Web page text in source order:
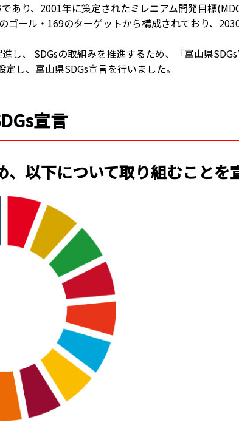
り、2001年に策定されたミレニアム開発目標
ール・169のターゲットから構成されており、
、 SDGsの取組みを推進するため、「富山県
し、富山県SDGs宣言を行いました。
宣言
以下について取り組むことを